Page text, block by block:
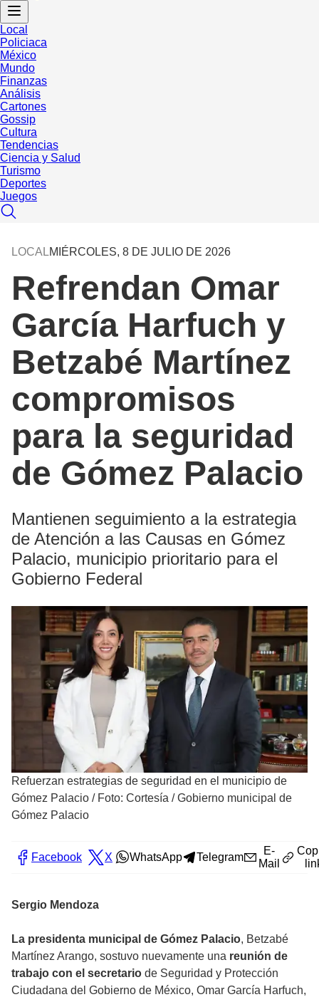
Local
Policiaca
México
Mundo
Finanzas
Análisis
Cartones
Gossip
Cultura
Tendencias
Ciencia y Salud
Turismo
Deportes
Juegos
LOCALMIÉRCOLES, 8 DE JULIO DE 2026
Refrendan Omar
García Harfuch y
Betzabé Martínez
compromisos
para la seguridad
de Gómez Palacio
Mantienen seguimiento a la estrategia
de Atención a las Causas en Gómez
Palacio, municipio prioritario para el
Gobierno Federal
Refuerzan estrategias de seguridad en el municipio de
Gómez Palacio / Foto: Cortesía / Gobierno municipal de
Gómez Palacio
Facebook X WhatsApp Telegram
E-
Mail
Sergio Mendoza
La presidenta municipal de Gómez Palacio, Betzabé
Martínez Arango, sostuvo nuevamente una reunión de
trabajo con el secretario de Seguridad y Protección
Ciudadana del Gobierno de México, Omar García Harfuch,